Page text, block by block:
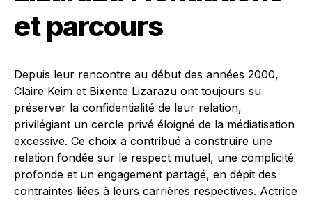
et parcours
Depuis leur rencontre au début des années 2000,
Claire Keim et Bixente Lizarazu ont toujours su
préserver la confidentialité de leur relation,
privilégiant un cercle privé éloigné de la médiatisation
excessive. Ce choix a contribué à construire une
relation fondée sur le respect mutuel, une complicité
profonde et un engagement partagé, en dépit des
contraintes liées à leurs carrières respectives. Actrice